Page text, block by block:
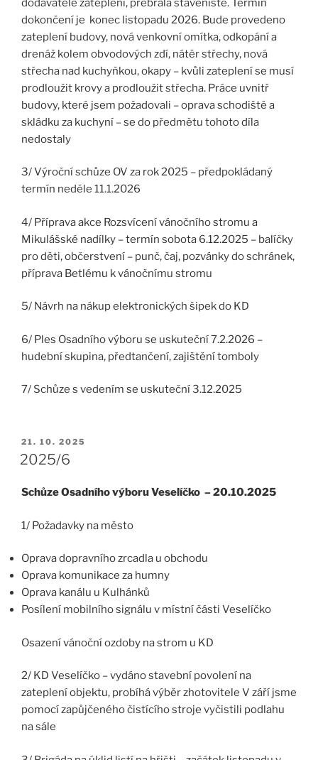
dokončení je konec listopadu 2026. Bude provedeno
zateplení budovy, nová venkovní omítka, odkopání a
drenáž kolem obvodových zdí, nátěr střechy, nová
střecha nad kuchyňkou, okapy – kvůli zateplení se musí
prodloužit krovy a prodloužit střecha. Práce uvnitř
budovy, které jsem požadovali – oprava schodiště a
skládku za kuchyní – se do předmětu tohoto díla
nedostaly
3/ Výroční schůze OV za rok 2025 – předpokládaný
termín neděle 11.1.2026
4/ Příprava akce Rozsvícení vánočního stromu a
Mikulášské nadílky – termín sobota 6.12.2025 – balíčky
pro děti, občerstvení – punč, čaj, pozvánky do schránek,
příprava Betlému k vánočnímu stromu
5/ Návrh na nákup elektronických šipek do KD
6/ Ples Osadního výboru se uskuteční 7.2.2026 –
hudební skupina, předtančení, zajištění tomboly
7/ Schůze s vedením se uskuteční 3.12.2025
PUBLIKOVÁNO
21. 10. 2025
2025/6
Schůze Osadního výboru Veselíčko – 20.10.2025
1/ Požadavky na město
Oprava dopravního zrcadla u obchodu
Oprava komunikace za humny
Oprava kanálu u Kulhánků
Posílení mobilního signálu v místní části Veselíčko
Osazení vánoční ozdoby na strom u KD
2/ KD Veselíčko – vydáno stavební povolení na
zateplení objektu, probíhá výběr zhotovitele V září jsme
pomocí zapůjčeného čistícího stroje vyčistili podlahu
na sále